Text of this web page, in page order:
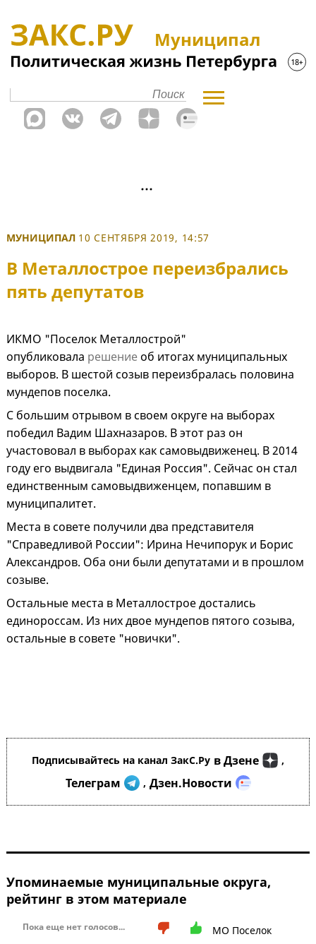
Муниципал
МУНИЦИПАЛ 10 СЕНТЯБРЯ 2019, 14:57
В Металлострое переизбрались
пять депутатов
ИКМО "Поселок Металлострой"
опубликовала решение об итогах муниципальных
выборов. В шестой созыв переизбралась половина
мундепов поселка.
С большим отрывом в своем округе на выборах
победил Вадим Шахназаров. В этот раз он
участововал в выборах как самовыдвиженец. В 2014
году его выдвигала "Единая Россия". Сейчас он стал
единственным самовыдвиженцем, попавшим в
муниципалитет.
Места в совете получили два представителя
"Справедливой России": Ирина Нечипорук и Борис
Александров. Оба они были депутатами и в прошлом
созыве.
Остальные места в Металлострое достались
единороссам. Из них двое мундепов пятого созыва,
остальные в совете "новички".
Подписывайтесь на канал ЗакС.Ру в Дзене ,
Телеграм , Дзен.Новости
Упоминаемые муниципальные округа,
рейтинг в этом материале
Пока еще нет голосов...
МО Поселок